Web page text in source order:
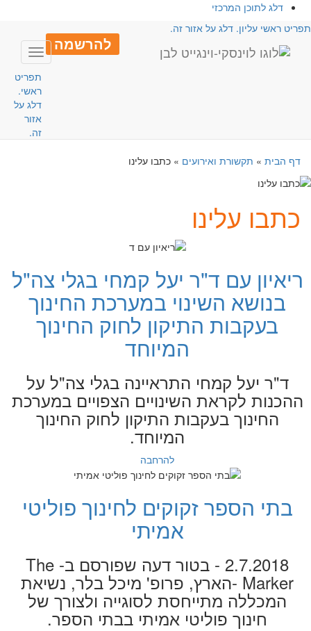
דלג לתוכן המרכזי
ראשי עליון. דלג על אזור זה.
להרשמה
Toggle
תפריט
ראשי.
דלג על
אזור
זה.
דף הבית» תקשורת ואירועים» כתבו עלינו
כתבו עלינו
ריאיון עם ד"ר יעל קמחי בגלי צה"ל
בנושא השינוי במערכת החינוך
בעקבות התיקון לחוק החינוך
המיוחד
ד"ר יעל קמחי התראיינה בגלי צה"ל על
ההכנות לקראת השינויים הצפויים במערכת
החינוך בעקבות התיקון לחוק החינוך
המיוחד.
להרחבה
בתי הספר זקוקים לחינוך פוליטי
אמיתי
2.7.2018 - בטור דעה שפורסם ב- The
Marker -הארץ, פרופ' מיכל בלר, נשיאת
המכללה מתייחסת לסוגייה ולצורך של
חינוך פוליטי אמיתי בבתי הספר.